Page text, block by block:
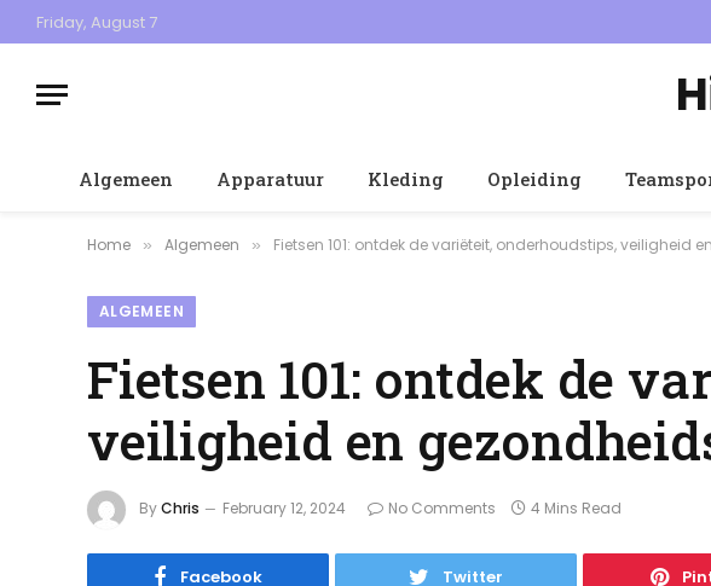
Friday, August 7
Algemeen Apparatuur Kleding Opleiding
Home » Algemeen » Fietsen 101: ontdek de variëteit, onderhoudstips, veiligheid
ALGEMEEN
Fietsen 101: ontdek de
veiligheid en
ByChris February 12, 2024 No Comments 4 Mins Read
Facebook Twitter